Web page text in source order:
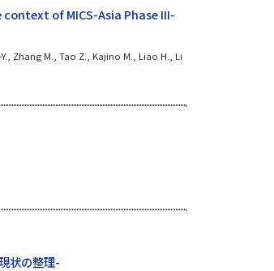
of MICS-Asia Phase III-
Y., Zhang M., Tao Z., Kajino M., Liao H., Li
状の整理-